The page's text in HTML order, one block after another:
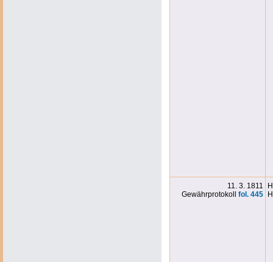
11. 3. 1811
Gewährprotokoll fol. 445